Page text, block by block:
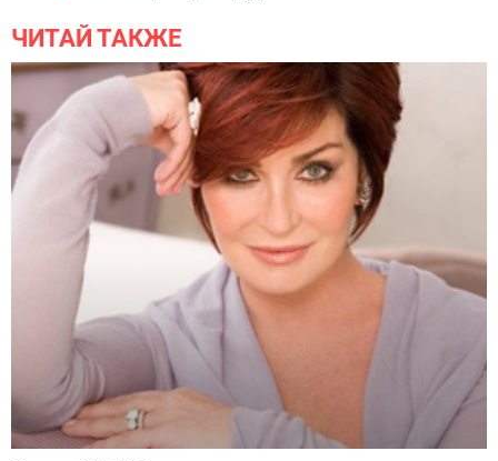
ЧИТАЙ ТАКЖЕ